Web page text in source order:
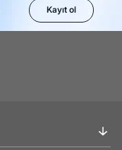
Kayıt ol